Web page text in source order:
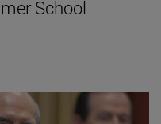
School